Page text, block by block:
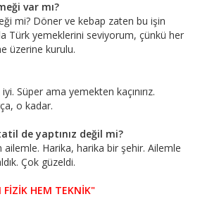
var mı?
mi? Döner ve kebap zaten bu işin
Türk yemeklerini seviyorum, çünkü her
üzerine kurulu.
Süper ama yemekten kaçınırız.
o kadar.
de yaptınız değil mi?
Harika, harika bir şehir. Ailemle
Çok güzeldi.
FİZİK HEM TEKNİK"